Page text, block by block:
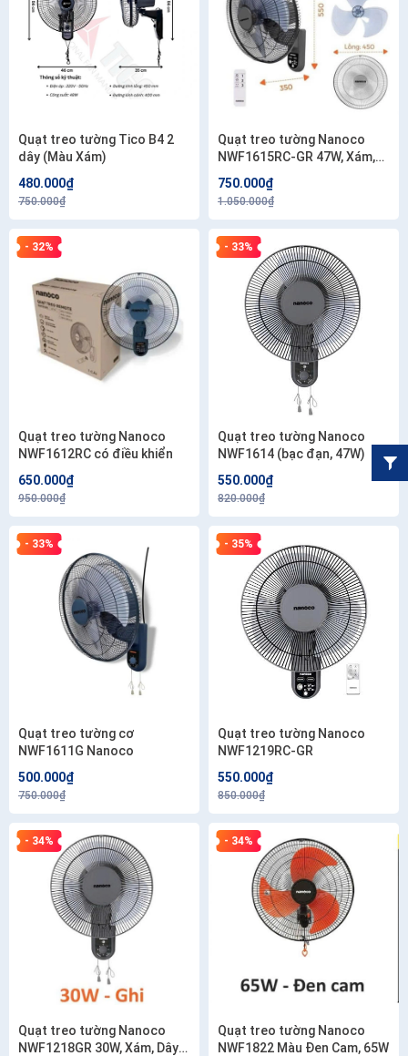
Quạt treo tường Tico B4 2
dây (Màu Xám)
480.000₫
750.000₫
Quạt treo tường Nanoco
NWF1615RC-GR 47W, Xám,
750.000₫
1.050.000₫
- 32%
Quạt treo tường Nanoco
NWF1612RC có điều khiển
650.000₫
950.000₫
- 33%
Quạt treo tường Nanoco
NWF1614 (bạc đạn, 47W)
550.000₫
820.000₫
- 33%
Quạt treo tường cơ
NWF1611G Nanoco
500.000₫
750.000₫
- 35%
Quạt treo tường Nanoco
NWF1219RC-GR
550.000₫
850.000₫
- 34%
Quạt treo tường Nanoco
NWF1218GR 30W, Xám, Dây
- 34%
Quạt treo tường Nanoco
NWF1822 Màu Đen Cam, 65W